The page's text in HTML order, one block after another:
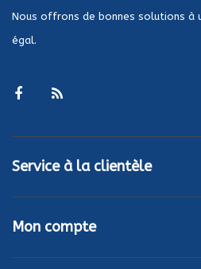
Nous offrons de bonnes solutions à
égal.
Service à la clientèle
Mon compte